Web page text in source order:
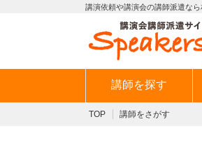
講演依頼や講演会の講師派遣な
講師を探す
TOP 講師をさがす